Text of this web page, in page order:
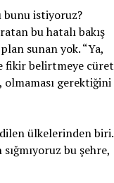
bunu istiyoruz?
bu hatalı bakış
sunan yok. “Ya,
fikir belirtmeye cüret
olmaması gerektiğini
ülkelerinden biri.
bu şehre,